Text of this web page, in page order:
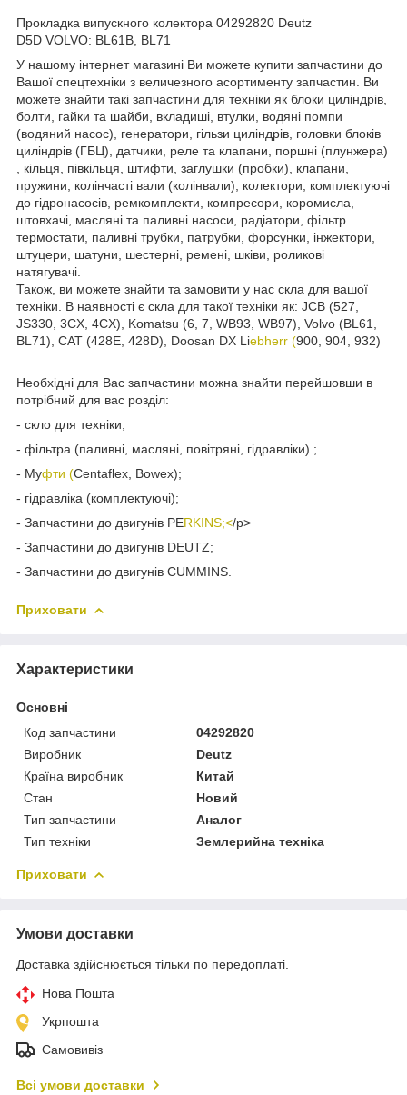
Прокладка випускного колектора 04292820 Deutz
D5D VOLVO: BL61B, BL71
У нашому інтернет магазині Ви можете купити запчастини до
Вашої спецтехніки з величезного асортименту запчастин. Ви
можете знайти такі запчастини для техніки як блоки циліндрів,
болти, гайки та шайби, вкладиші, втулки, водяні помпи
(водяний насос), генератори, гільзи циліндрів, головки блоків
циліндрів (ГБЦ), датчики, реле та клапани, поршні (плунжера)
, кільця, півкільця, штифти, заглушки (пробки), клапани,
пружини, колінчасті вали (колінвали), колектори, комплектуючі
до гідронасосів, ремкомплекти, компресори, коромисла,
штовхачі, масляні та паливні насоси, радіатори, фільтр
термостати, паливні трубки, патрубки, форсунки, інжектори,
штуцери, шатуни, шестерні, ремені, шківи, роликові
натягувачі.
Також, ви можете знайти та замовити у нас скла для вашої
техніки. В наявності є скла для такої техніки як: JCB (527,
JS330, 3CX, 4CX), Komatsu (6, 7, WB93, WB97), Volvo (BL61,
BL71), CAT (428E, 428D), Doosan DX Liebherr (900, 904, 932)
Необхідні для Вас запчастини можна знайти перейшовши в
потрібний для вас розділ:
- скло для техніки;
- фільтра (паливні, масляні, повітряні, гідравліки) ;
- Муфти (Centaflex, Bowex);
- гідравліка (комплектуючі);
- Запчастини до двигунів PERKINS;</p>
- Запчастини до двигунів DEUTZ;
- Запчастини до двигунів CUMMINS.
Приховати
Характеристики
Основні
Код запчастини
04292820
Виробник
Deutz
Країна виробник
Китай
Стан
Новий
Тип запчастини
Аналог
Тип техніки
Землерийна техніка
Приховати
Умови доставки
Доставка здійснюється тільки по передоплаті.
Нова Пошта
Укрпошта
Самовивіз
Всі умови доставки